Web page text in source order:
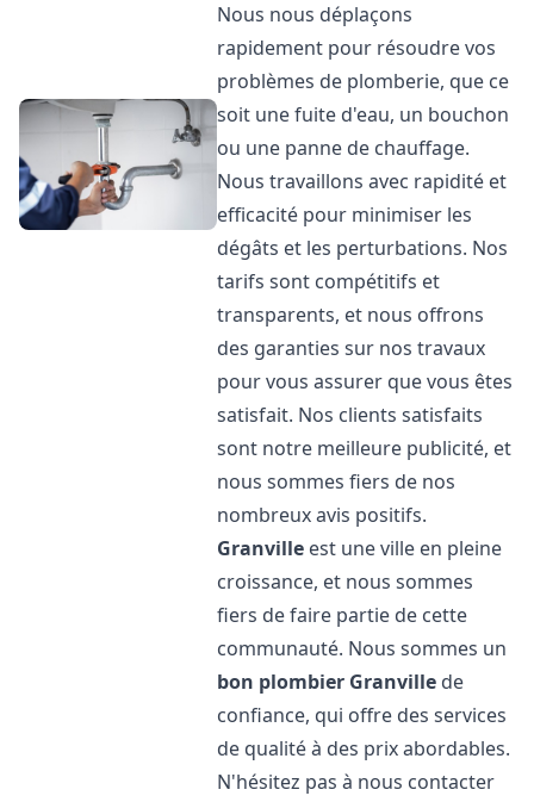
Nous nous déplaçons
rapidement pour résoudre vos
problèmes de plomberie, que ce
soit une fuite d'eau, un bouchon
ou une panne de chauffage.
Nous travaillons avec rapidité et
efficacité pour minimiser les
dégâts et les perturbations. Nos
tarifs sont compétitifs et
transparents, et nous offrons
des garanties sur nos travaux
pour vous assurer que vous êtes
satisfait. Nos clients satisfaits
sont notre meilleure publicité, et
nous sommes fiers de nos
nombreux avis positifs.
Granville est une ville en pleine
croissance, et nous sommes
fiers de faire partie de cette
communauté. Nous sommes un
bon plombier Granville de
confiance, qui offre des services
de qualité à des prix abordables.
N'hésitez pas à nous contacter